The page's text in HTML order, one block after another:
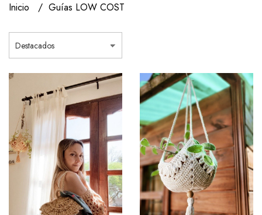
Inicio Guías LOW COST